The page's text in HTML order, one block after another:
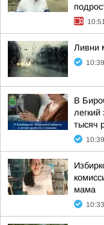
Ливни
10:39
В
тысяч
10:39
мама
10:33